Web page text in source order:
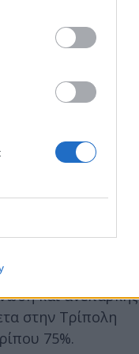
υγεία και τις
Παρόλα
βιώνουν
σχέσεις
με έρευνα
περιορίζουν
να
και ανεπαρκής
στην Τρίπολη
75%.